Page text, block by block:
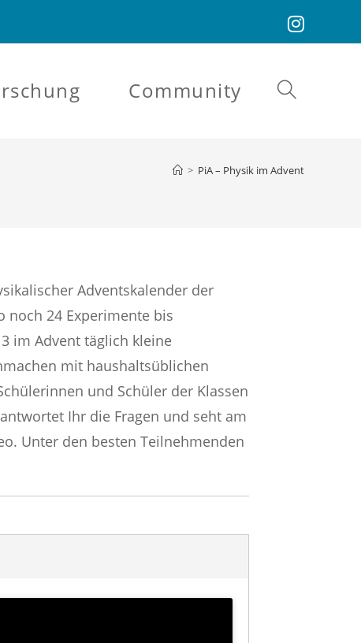
Community
> PiA – Physik im Advent
Adventskalender der
noch 24 Experimente bis
im Advent täglich kleine
mit haushaltsüblichen
und Schüler der Klassen
Ihr die Fragen und seht am
Unter den besten Teilnehmenden